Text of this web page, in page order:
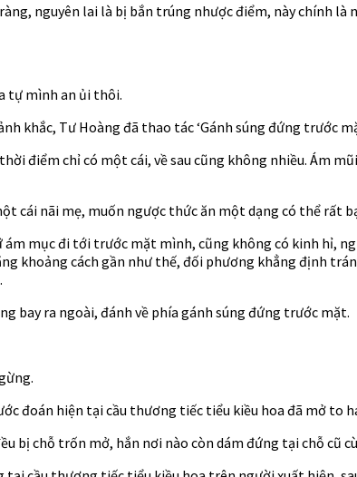
nguyên lai là bị bắn trúng nhược điểm, này chính
tự mình an ủi thôi.
khắc, Tư Hoàng đã thao tác ‘Gánh súng đứng trước
điểm chỉ có một cái, về sau cũng không nhiều. Ám
cái nãi mẹ, muốn ngược thức ăn một dạng có thể rất
mục đi tới trước mặt mình, cũng không có kinh hỉ,
khoảng cách gần như thế, đối phương khẳng định
bay ra ngoài, đánh về phía gánh súng đứng trước mặt.
đoán hiện tại cầu thương tiếc tiểu kiều hoa đã mở to
bị chỗ trốn mở, hắn nơi nào còn dám đứng tại chỗ cũ